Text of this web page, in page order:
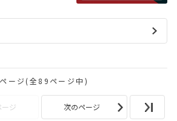
ージ(全89ページ中)
ジ 次のページ